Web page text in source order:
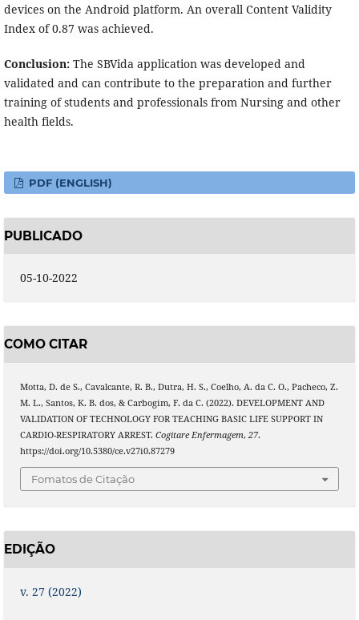
devices on the Android platform. An overall Content Validity
Index of 0.87 was achieved.
Conclusion:The SBVida application was developed and
validated and can contribute to the preparation and further
training of students and professionals from Nursing and other
health fields.
PDF (ENGLISH)
PUBLICADO
05-10-2022
COMO CITAR
Motta, D. de S., Cavalcante, R. B., Dutra, H. S., Coelho, A. da C. O., Pacheco, Z.
M. L., Santos, K. B. dos, & Carbogim, F. da C. (2022). DEVELOPMENT AND
VALIDATION OF TECHNOLOGY FOR TEACHING BASIC LIFE SUPPORT IN
CARDIO-RESPIRATORY ARREST. Cogitare Enfermagem, 27.
https://doi.org/10.5380/ce.v27i0.87279
Fomatos de Citação
EDIÇÃO
v. 27 (2022)